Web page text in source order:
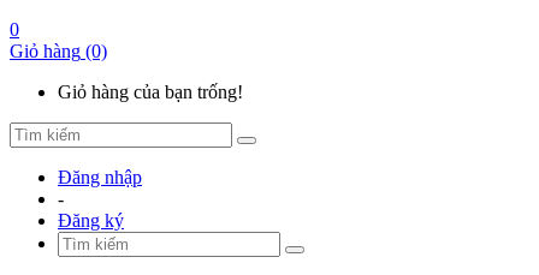
0
Giỏ hàng (0)
Giỏ hàng của bạn trống!
Đăng nhập
-
Đăng ký